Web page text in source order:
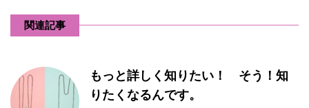
関連記事
もっと詳しく知りたい！ そう！知
りたくなるんです。